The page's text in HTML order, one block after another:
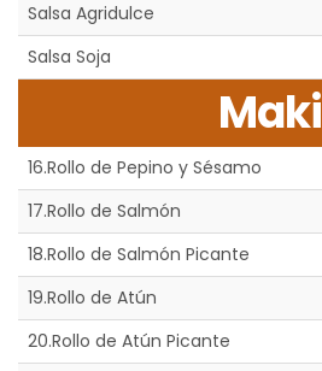
Salsa Agridulce
Salsa Soja
Maki
16.Rollo de Pepino y Sésamo
17.Rollo de Salmón
18.Rollo de Salmón Picante
19.Rollo de Atún
20.Rollo de Atún Picante